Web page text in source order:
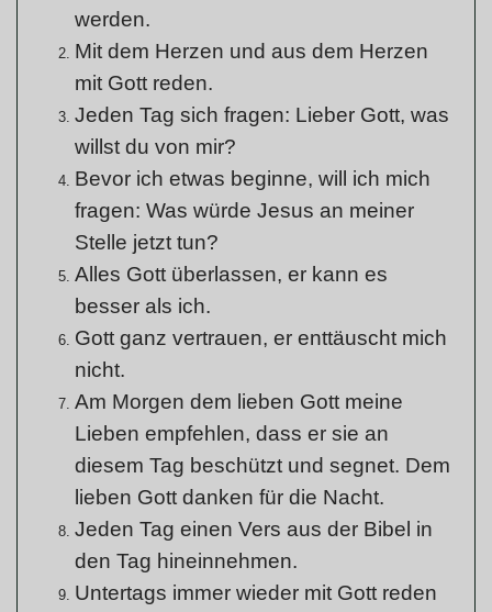
werden.
Mit dem Herzen und aus dem Herzen
mit Gott reden.
Jeden Tag sich fragen: Lieber Gott, was
willst du von mir?
Bevor ich etwas beginne, will ich mich
fragen: Was würde Jesus an meiner
Stelle jetzt tun?
Alles Gott überlassen, er kann es
besser als ich.
Gott ganz vertrauen, er enttäuscht mich
nicht.
Am Morgen dem lieben Gott meine
Lieben empfehlen, dass er sie an
diesem Tag beschützt und segnet. Dem
lieben Gott danken für die Nacht.
Jeden Tag einen Vers aus der Bibel in
den Tag hineinnehmen.
Untertags immer wieder mit Gott reden